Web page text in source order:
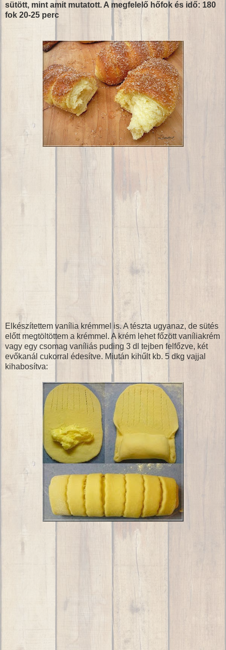
sütött, mint amit mutatott. A megfelelő hőfok és idő: 180
fok 20-25 perc
Elkészítettem vanília krémmel is. A tészta ugyanaz, de sütés
előtt megtöltöttem a krémmel. A krém lehet főzött vaníliakrém
vagy egy csomag vaníliás puding 3 dl tejben felfőzve, két
evőkanál cukorral édesítve. Miután kihűlt kb. 5 dkg vajjal
kihabosítva: